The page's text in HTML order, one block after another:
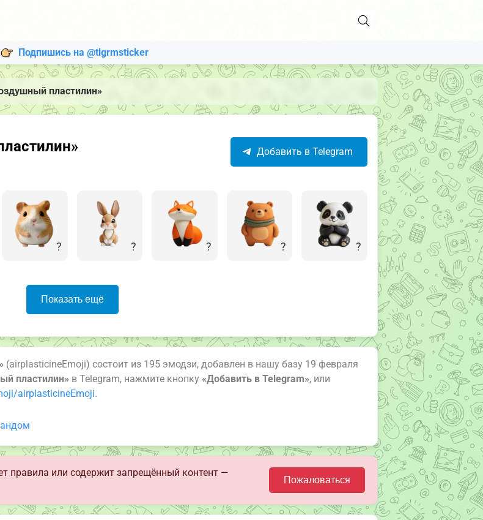
Подпишись на @tlgrmsticker
пластилин»
Добавить в Telegram
? ? ? ? ?
Показать ещё
(airplasticineEmoji) состоит из 195 эмодзи, добавлен в нашу базу 19 февраля
пластилин» в Telegram, нажмите кнопку «Добавить в Telegram», или
airplasticineEmoji.
правила или содержит запрещённый контент —
Пожаловаться